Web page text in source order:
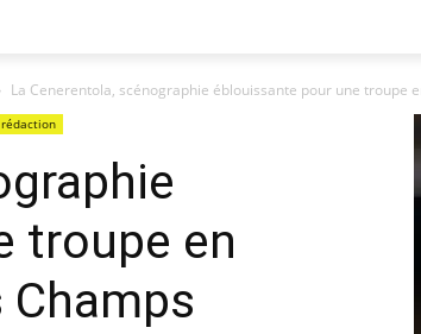
La Cenerentola, scénographie éblouissante pour une troupe
troupe en